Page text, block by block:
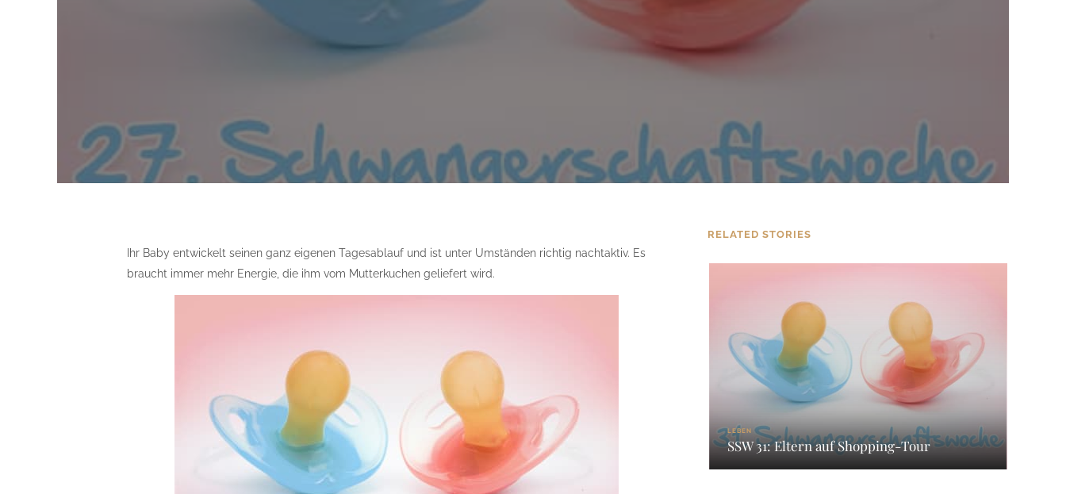
Ihr Baby entwickelt seinen ganz eigenen Tagesablauf und ist unter Umständen richtig nachtaktiv. Es
braucht immer mehr Energie, die ihm vom Mutterkuchen geliefert wird.
RELATED STORIES
LEBEN
SSW 31: Eltern auf Shopping-Tour